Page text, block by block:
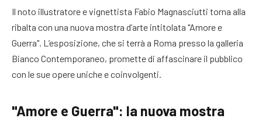
Il noto illustratore e vignettista Fabio Magnasciutti torna alla
ribalta con una nuova mostra d’arte intitolata "Amore e
Guerra". L’esposizione, che si terrà a Roma presso la galleria
Bianco Contemporaneo, promette di affascinare il pubblico
con le sue opere uniche e coinvolgenti.
"Amore e Guerra": la nuova mostra